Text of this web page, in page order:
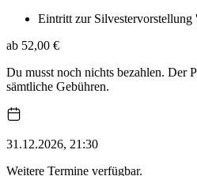
Eintritt zur
ab 52,00 €
Du musst noch nichts bezahlen. Der
sämtliche Gebühren.
31.12.2026, 21:30
Weitere Termine verfügbar.